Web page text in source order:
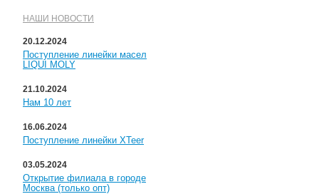
НАШИ НОВОСТИ
20.12.2024
Поступление линейки масел
LIQUI MOLY
21.10.2024
Нам 10 лет
16.06.2024
Поступление линейки XTeer
03.05.2024
Открытие филиала в городе
Москва (только опт)